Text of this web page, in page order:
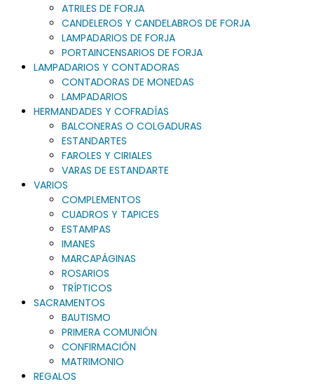
ATRILES DE FORJA
CANDELEROS Y CANDELABROS DE FORJA
LAMPADARIOS DE FORJA
PORTAINCENSARIOS DE FORJA
LAMPADARIOS Y CONTADORAS
CONTADORAS DE MONEDAS
LAMPADARIOS
HERMANDADES Y COFRADÍAS
BALCONERAS O COLGADURAS
ESTANDARTES
FAROLES Y CIRIALES
VARAS DE ESTANDARTE
VARIOS
COMPLEMENTOS
CUADROS Y TAPICES
ESTAMPAS
IMANES
MARCAPÁGINAS
ROSARIOS
TRÍPTICOS
SACRAMENTOS
BAUTISMO
PRIMERA COMUNIÓN
CONFIRMACIÓN
MATRIMONIO
REGALOS